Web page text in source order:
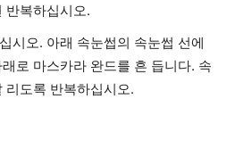
반복하십시오.
시오. 아래 속눈썹의 속눈썹 선에
로 마스카라 완드를 흔 듭니다. 속
리도록 반복하십시오.